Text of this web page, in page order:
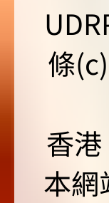
條
香
本網